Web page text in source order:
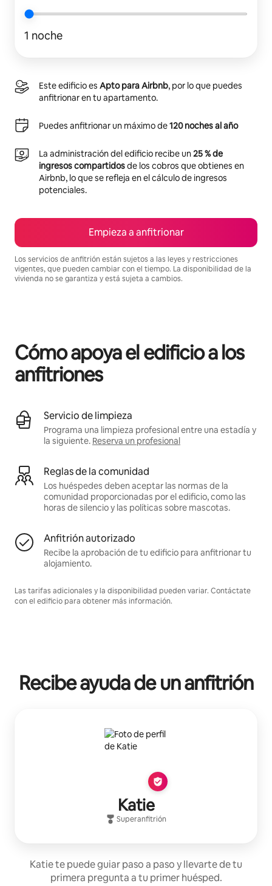
1 noche
Este edificio es Apto para Airbnb, por lo que puedes
anfitrionar en tu apartamento.
Puedes anfitrionar un máximo de120 noches al año
La administración del edificio recibe un25 % de
ingresos compartidosde los cobros que obtienes en
Airbnb, lo que se refleja en el cálculo de ingresos
potenciales.
Empieza a anfitrionar
Los servicios de anfitrión están sujetos a las leyes y restricciones
vigentes, que pueden cambiar con el tiempo. La disponibilidad de la
vivienda no se garantiza y está sujeta a cambios.
Cómo apoya el edificio a los
anfitriones
Servicio de limpieza
Programa una limpieza profesional entre una estadía y
la siguiente. Reserva un profesional
Reglas de la comunidad
Los huéspedes deben aceptar las normas de la
comunidad proporcionadas por el edificio, como las
horas de silencio y las políticas sobre mascotas.
Anfitrión autorizado
Recibe la aprobación de tu edificio para anfitrionar tu
alojamiento.
Las tarifas adicionales y la disponibilidad pueden variar. Contáctate
con el edificio para obtener más información.
Recibe ayuda de un anfitrión
Katie
Superanfitrión
Katie te puede guiar paso a paso y llevarte de tu
primera pregunta a tu primer huésped.